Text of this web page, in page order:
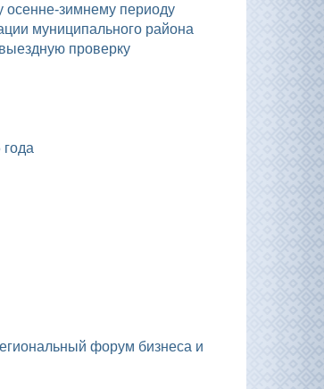
муниципального района
проверку